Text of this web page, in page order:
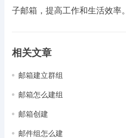
子邮箱，提高工作和生活效率。
相关文章
邮箱建立群组
邮箱怎么建组
邮箱创建
邮件组怎么建